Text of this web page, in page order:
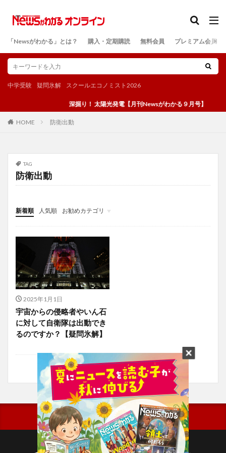
「Newsがわかる」とは？ 購入・定期購読 無料会員 プレミアム会員
中学受験 疑問氷解 スクールエコノミスト2026
深掘り！ 太陽光発電【月刊Newsがわかる９月号】
HOME 防衛出動
TAG
防衛出動
新着順 人気順
お勧めカテゴリ
投稿
学び
マンガ
電子書籍
2025年1月1日
宇宙からの侵略者やいん石
に対して自衛隊は出動でき
るのですか？【疑問氷解】
検索